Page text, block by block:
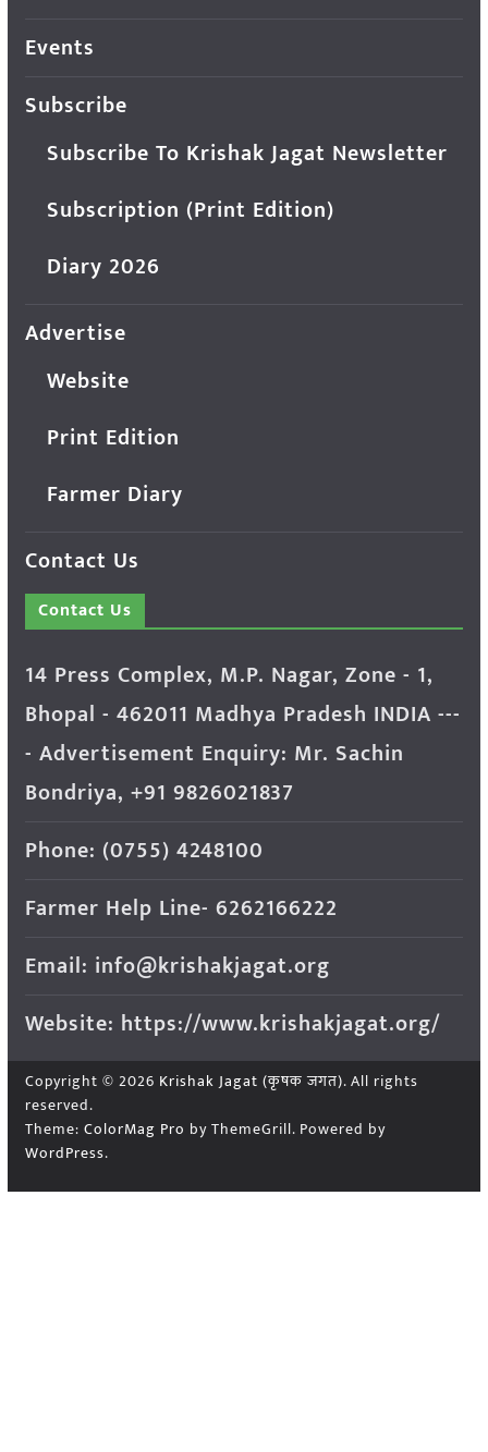
Events
Subscribe
Subscribe To Krishak Jagat Newsletter
Subscription (Print Edition)
Diary 2026
Advertise
Website
Print Edition
Farmer Diary
Contact Us
Contact Us
14 Press Complex, M.P. Nagar, Zone - 1,
Bhopal - 462011 Madhya Pradesh INDIA ---
- Advertisement Enquiry: Mr. Sachin
Bondriya, +91 9826021837
Phone: (0755) 4248100
Farmer Help Line- 6262166222
Email: info@krishakjagat.org
Website: https://www.krishakjagat.org/
Copyright © 2026 Krishak Jagat (कृषक जगत). All rights
reserved.
Theme: ColorMag Pro by ThemeGrill. Powered by
WordPress.